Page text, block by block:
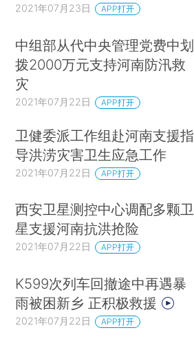
2021年07月23日 APP打开
中组部从代中央管理党费中划
拨2000万元支持河南防汛救
灾
2021年07月22日 APP打开
卫健委派工作组赴河南支援指
导洪涝灾害卫生应急工作
2021年07月22日 APP打开
西安卫星测控中心调配多颗卫
星支援河南抗洪抢险
2021年07月22日 APP打开
K599次列车回撤途中再遇暴
雨被困新乡 正积极救援
2021年07月22日 APP打开